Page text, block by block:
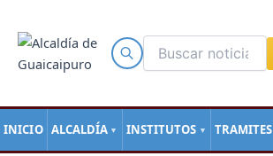
INICIO ALCALDÍA ▼ INSTITUTOS ▼ TRAMITES
contenido